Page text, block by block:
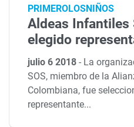
PRIMEROLOSNIÑOS
Aldeas Infantiles
elegido
julio 6 2018- La
SOS, miembro de la
Colombiana, fue
representante...